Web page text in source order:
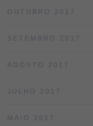
OUTUBRO 2017
SETEMBRO 2017
AGOSTO 2017
JULHO 2017
MAIO 2017